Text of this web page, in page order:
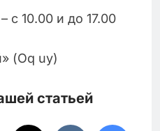
– с 10.00 и до 17.00
(Oq uy)
статьей